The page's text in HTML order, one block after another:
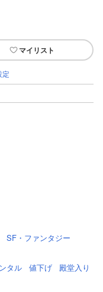
マイリスト
定
SF・ファンタジー
タル 値下げ 殿堂入り